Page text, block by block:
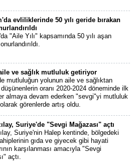
evliliklerinde 50 yılı geride bırakan
"Aile Yılı" kapsamında 50 yılı aşan
ve sağlık mutluluk getiriyor
mutluluğun yolunun aile ve sağlıktan
oranı 2020-2024 döneminde ilk
almaya devam ederken "sevgi"yi mutluluk
görenlerde artış oldu.
Suriye'de "Sevgi Mağazası" açtı
Suriye'nin Halep kentinde, bölgedeki
gıda ve giyecek gibi hayati
karşılanması amacıyla "Sevgi
açtı.